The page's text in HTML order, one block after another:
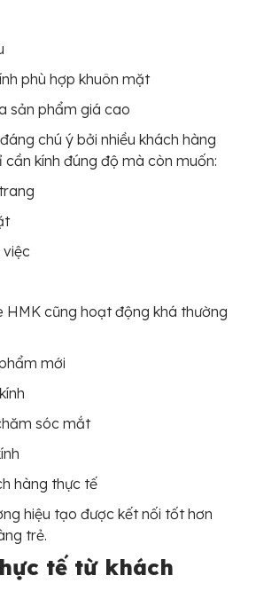
phù hợp khuôn mặt
sản phẩm giá cao
chú ý bởi nhiều khách hàng
cần kính đúng độ mà còn muốn:
việc
cũng hoạt động khá thường
mới
sóc mắt
hàng thực tế
hiệu tạo được kết nối tốt hơn
trẻ.
tế từ khách